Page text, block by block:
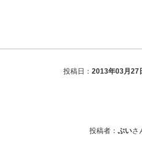
投稿日： 2013年03月27
投稿者： ぶいさ